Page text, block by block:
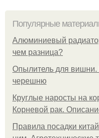
Популярные
Алюминиевый
чем разница?
Опылитель для
черешню
Круглые наросты на
Корневой рак.
Правила посадки